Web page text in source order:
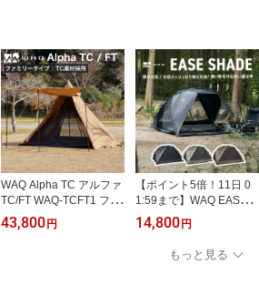
証】
WAQ Alpha TC アルファ
TC/FT WAQ-TCFT1 ファ
ミリー用テント ソロテン
ト シェルター ティピテ
43,800 円
【ポイント5倍！11日 0
1:59まで】WAQ EASE S
HADE 日除けシェード 日
除けテント 【送料無料 /
1年保証】テント サンシ
ェード 遮光 遮熱 メッシ
14,800 円
もっと見る